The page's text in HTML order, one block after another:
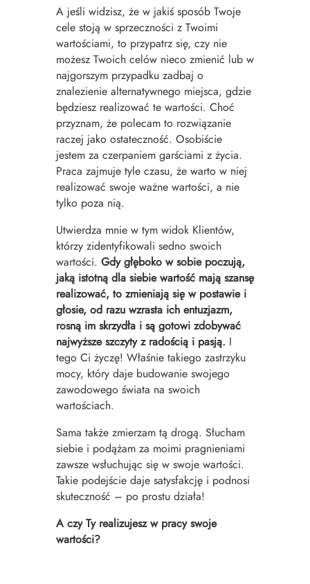
A jeśli widzisz, że w jakiś sposób Twoje
cele stoją w sprzeczności z Twoimi
wartościami, to przypatrz się, czy nie
możesz Twoich celów nieco zmienić lub w
najgorszym przypadku zadbaj o
znalezienie alternatywnego miejsca, gdzie
będziesz realizować te wartości. Choć
przyznam, że polecam to rozwiązanie
raczej jako ostateczność. Osobiście
jestem za czerpaniem garściami z życia.
Praca zajmuje tyle czasu, że warto w niej
realizować swoje ważne wartości, a nie
tylko poza nią.
Utwierdza mnie w tym widok Klientów,
którzy zidentyfikowali sedno swoich
wartości. Gdy głęboko w sobie poczują,
jaką istotną dla siebie wartość mają szansę
realizować, tozmieniają się w postawie i
głosie, od razu wzrasta ich entuzjazm,
rosną im skrzydła i są gotowi zdobywać
najwyższe szczyty z radością i pasją. I
tego Ci życzę! Właśnie takiego zastrzyku
mocy, który daje budowanie swojego
zawodowego świata na swoich
wartościach.
Sama także zmierzam tą drogą. Słucham
siebie i podążam za moimi pragnieniami
zawsze wsłuchując się w swoje wartości.
Takie podejście daje satysfakcję i podnosi
skuteczność – po prostu działa!
A czy Ty realizujesz w pracy swoje
wartości?